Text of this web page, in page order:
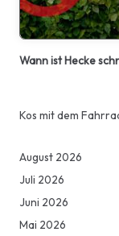
Wann ist Hecke
Kos mit dem
August 2026
Juli 2026
Juni 2026
Mai 2026